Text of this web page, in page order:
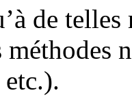
de
méthodes